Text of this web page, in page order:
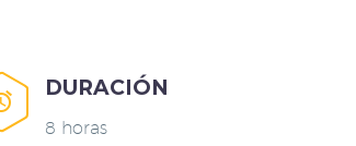
DURACIÓN
8 horas